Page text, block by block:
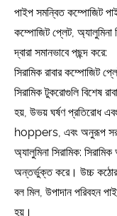
পাইপ সমন্বিত কম্পোজিট
কম্পোজিট প্লেট, অ্যালুমিনা
দ্বারা সমানভাবে পছন্দ করে:
সিরামিক রাবার কম্পোজিট
সিরামিক টুকরোগুলি বিশেষ
হয়, উভয় ঘর্ষণ প্রতিরোধ
hoppers, এবং অনুরূপ
অ্যালুমিনা সিরামিক:
অন্তর্ভুক্ত করে। উচ্চ
বল মিল, উপাদান পরিবহন
হয়।